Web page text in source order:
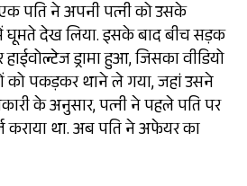
पति ने अपनी पत्नी को उसके
घूमते देख लिया. इसके बाद बीच सड़क
ड्रामा हुआ, जिसका वीडियो
को पकड़कर थाने ले गया, जहां उसने
के अनुसार, पत्नी ने पहले पति पर
कराया था. अब पति ने अफेयर का